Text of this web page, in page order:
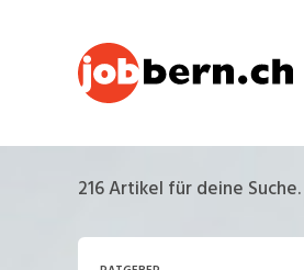
216Artikel für deine Suche.